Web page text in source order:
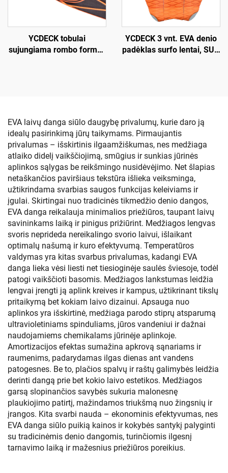
YCDECK tobulai
sujungiama rombo formos
motorlaiviams, žvejybos
valtims, surfo lentai,
kajakui
YCDECK 3 vnt. EVA denio
padėklas surfo lentai, SUP,
EVA laivų danga siūlo daugybę privalumų, kurie daro ją
idealų pasirinkimą jūrų taikymams. Pirmaujantis
privalumas – išskirtinis ilgaamžiškumas, nes medžiaga
atlaiko didelį vaikščiojimą, smūgius ir sunkias jūrinės
aplinkos sąlygas be reikšmingo nusidėvėjimo. Net šlapias
netaškančios paviršiaus tekstūra išlieka veiksminga,
užtikrindama svarbias saugos funkcijas keleiviams ir
įgulai. Skirtingai nuo tradicinės tikmedžio denio dangos,
EVA danga reikalauja minimalios priežiūros, taupant laivų
savininkams laiką ir pinigus prižiūrint. Medžiagos lengvas
svoris neprideda nereikalingo svorio laivui, išlaikant
optimalų našumą ir kuro efektyvumą. Temperatūros
valdymas yra kitas svarbus privalumas, kadangi EVA
danga lieka vėsi liesti net tiesioginėje saulės šviesoje, todėl
patogi vaikščioti basomis. Medžiagos lankstumas leidžia
lengvai įrengti ją aplink kreives ir kampus, užtikrinant tikslų
pritaikymą bet kokiam laivo dizainui. Apsauga nuo
aplinkos yra išskirtinė, medžiaga parodo stiprų atsparumą
ultravioletiniams spinduliams, jūros vandeniui ir dažnai
naudojamiems chemikalams jūrinėje aplinkoje.
Amortizacijos efektas sumažina apkrovą sąnariams ir
raumenims, padarydamas ilgas dienas ant vandens
patogesnes. Be to, plačios spalvų ir raštų galimybės leidžia
derinti dangą prie bet kokio laivo estetikos. Medžiagos
garsą slopinančios savybės sukuria malonesnę
plaukiojimo patirtį, mažindamos triukšmą nuo žingsnių ir
įrangos. Kita svarbi nauda – ekonominis efektyvumas, nes
EVA danga siūlo puikią kainos ir kokybės santykį palyginti
su tradicinėmis denio dangomis, turinčiomis ilgesnį
tarnavimo laiką ir mažesnius priežiūros poreikius.